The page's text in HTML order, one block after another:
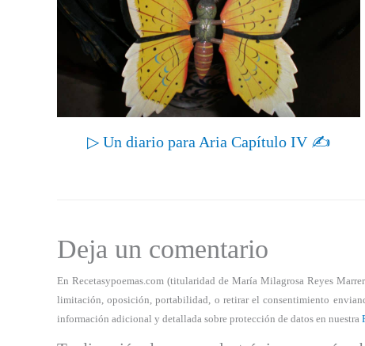
▷ Un diario para Aria Capítulo IV ✍
Deja un comentario
En Recetasypoemas.com (titularidad de María Milagrosa Reyes
limitación, oposición, portabilidad, o retirar el consentimiento
información adicional y detallada sobre protección de datos en nuestra